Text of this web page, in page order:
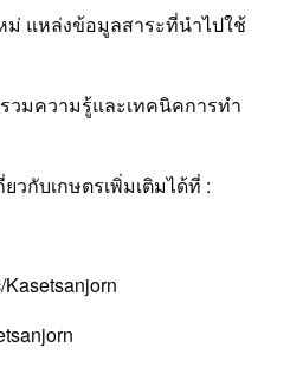
ม่ แหล่งข้อมูลสาระที่นำไปใช้
วมความรู้และเทคนิคการทำ
วกับเกษตรเพิ่มเติมได้ที่ :